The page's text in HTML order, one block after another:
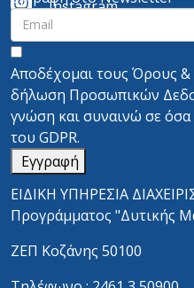
Instagram
Αποδέχομαι τους Όρους &
δήλωση Προσωπικών
γνώση και συναινώ σε όσα
του GDPR.
Εγγραφή
ΕΙΔΙΚΗ ΥΠΗΡΕΣΙΑ
Προγράμματος "Δυτικής
ΖΕΠ Κοζάνης 50100